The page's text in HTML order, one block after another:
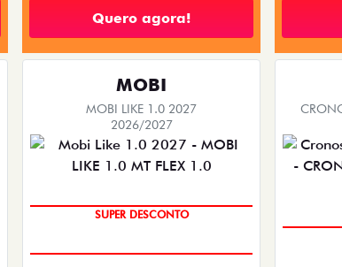
Quero agora!
MOBI
MOBI LIKE 1.0 2027
2026/2027
SUPER DESCONTO